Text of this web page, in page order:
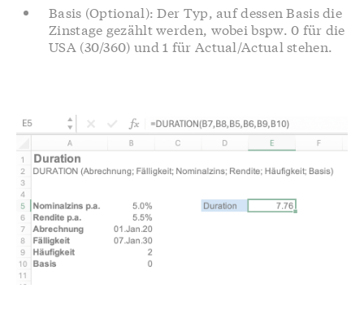
Basis (Optional): Der Typ, auf dessen Basis die
Zinstage gezählt werden, wobei bspw. 0 für die
USA (30/360) und 1 für Actual/Actual stehen.